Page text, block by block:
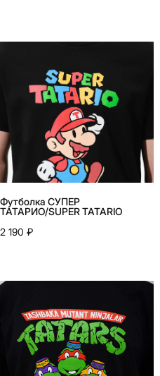
Футболка СУПЕР
ТАТАРИО/SUPER TATARIO
2 190 ₽